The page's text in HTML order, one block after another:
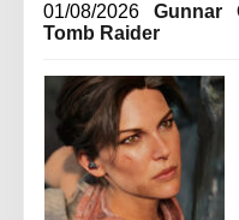
01/08/2026Gunnar
Tomb Raider